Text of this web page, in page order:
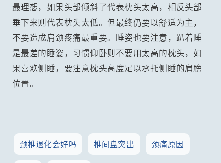
最理想，如果头部倾斜了代表枕头太高，相反头部
垂下来则代表枕头太低。但最终仍要以舒适为主，
不要造成肩颈疼痛最重要。睡姿也要注意，趴着睡
是最差的睡姿，习惯仰卧则不要用太高的枕头，如
果喜欢侧睡，要注意枕头高度足以承托侧睡的肩膀
位置。
颈椎退化会好吗 椎间盘突出 颈痛原因